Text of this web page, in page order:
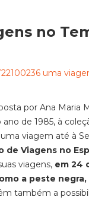
no
por Ana Maria
ano de 1985, à
uma viagem até à
de Viagens no
viagens, em 24
a peste
também a